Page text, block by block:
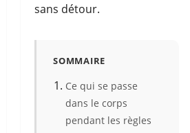
sans détour.
SOMMAIRE
Ce qui se passe
dans le corps
pendant les règles